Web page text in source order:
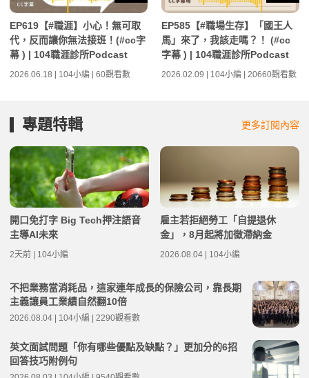
EP619【#職涯】小心！無可取
代，反而讓你無法接班！(#cc字
幕 ) | 104職涯診所Podcast
2026.06.18 | 104小編 | 60觀看數
EP585【#職場生存】「國王人
馬」來了，我該走嗎？！ (#cc
字幕 ) | 104職涯診所Podcast
2026.02.09 | 104小編 | 20660觀看數
專題特輯 更多訂閱內容
開口免打字 Big Tech押注語音
主導AI未來
2天前 | 104小編
雇主若拒絕勞工「自提退休
金」，8月起將加徵滯納金
2026.08.04 | 104小編
不把業務當消耗品，這家連年成長的保險公司，靠長期
主義讓員工業績自然翻10倍
2026.08.04 | 104小編 | 2290觀看數
英文面試問題「你有哪些優點及缺點？」更加分的6招
回答技巧附例句